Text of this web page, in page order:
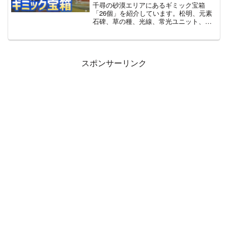
種 見逃しチェック 隠し宝箱
ギミック解説 【ver3.4攻略】
スメール 原神 Genshin
千尋の砂漠エリアにあるギミック宝箱
「26個」を紹介しています。松明、元素
石碑、草の種、光線、常光ユニット、プ
スポンサーリンク